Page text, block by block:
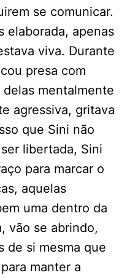
se comunicar.
elaborada, apenas
viva. Durante
presa com
mentalmente
agressiva, gritava
que Sini não
libertada, Sini
para marcar o
aquelas
uma dentro da
vão se abrindo,
de si mesma que
manter a